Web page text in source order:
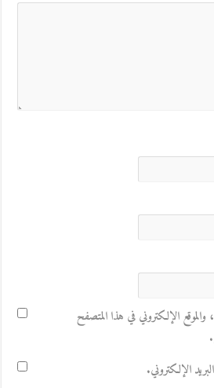
الإلكتروني في هذا المتصفح
الإلكتروني.